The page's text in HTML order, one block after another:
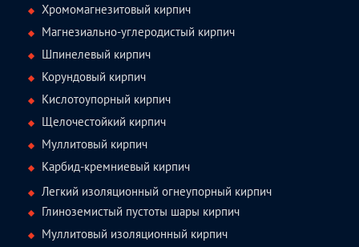
Хромомагнезитовый кирпич
Магнезиально-углеродистый кирпич
Шпинелевый кирпич
Корундовый кирпич
Кислотоупорный кирпич
Щелочестойкий кирпич
Муллитовый кирпич
Карбид-кремниевый кирпич
Легкий изоляционный огнеупорный кирпич
Глиноземистый пустоты шары кирпич
Муллитовый изоляционный кирпич